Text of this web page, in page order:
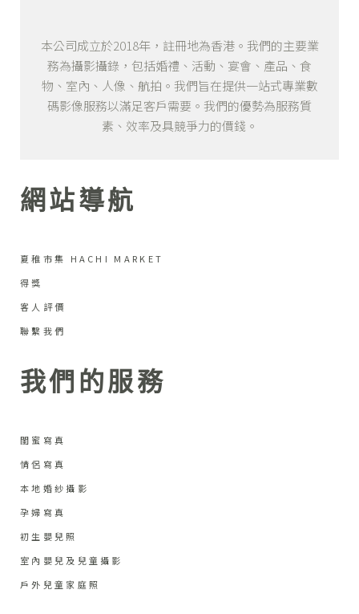
本公司成立於2018年，註冊地為香港。我們的主要業
務為攝影攝錄，包括婚禮、活動、宴會、產品、食
物、室內、人像、航拍。我們旨在提供一站式專業數
碼影像服務以滿足客戶需要。我們的優勢為服務質
素、效率及具競爭力的價錢。
網站導航
夏稚市集 HACHI MARKET
得獎
客人評價
聯繫我們
我們的服務
閨蜜寫真
情侶寫真
本地婚紗攝影
孕婦寫真
初生嬰兒照
室內嬰兒及兒童攝影
戶外兒童家庭照